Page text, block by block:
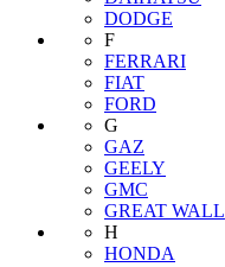
DODGE
F
FERRARI
FIAT
FORD
G
GAZ
GEELY
GMC
GREAT WALL
H
HONDA